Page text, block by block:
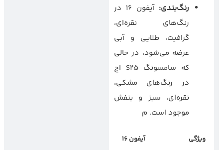
رنگ‌بندی:
آیفون ۱۶ در
رنگ‌های نقره‌ای،
گرافیت، طلایی و آبی
عرضه می‌شود، در حالی
که سامسونگ S25 اج
در رنگ‌های مشکی،
نقره‌ای، سبز و بنفش
موجود است. م
ویژگی آیفون ۱۶